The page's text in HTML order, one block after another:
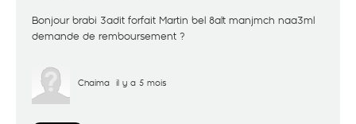
Bonjour brabi 3adit forfait Martin bel 8alt manjmch naa3ml
demande de remboursement ?
Chaima il y a 5 mois